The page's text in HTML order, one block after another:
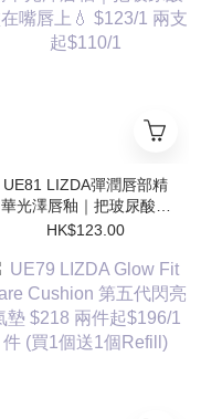
Booster 系列任選6件送
超勝肽爽膚水15ml*8+超
勝肽安瓶10ml*8】
UE81 LIZDA彈潤唇部精
華光澤唇釉｜把玻尿酸塗
在嘴唇上💧 $123/1 兩支
HK$123.00